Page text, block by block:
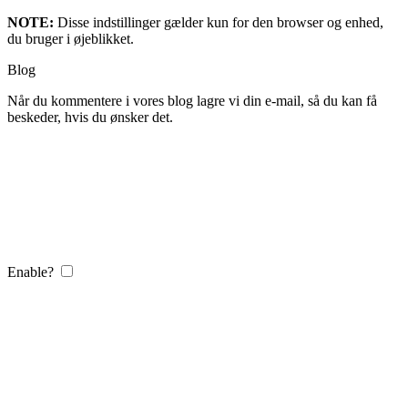
NOTE: Disse indstillinger gælder kun for den browser og enhed,
du bruger i øjeblikket.
Blog
Når du kommentere i vores blog lagre vi din e-mail, så du kan få
beskeder, hvis du ønsker det.
Enable?